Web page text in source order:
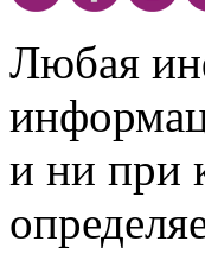
Любая
и ни при